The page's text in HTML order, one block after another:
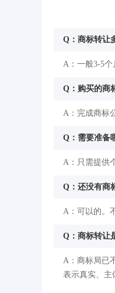
Q：商标转让
A：一般3-5个
Q：购买的商
A：完成商标
Q：需要准备
A：只需提供
Q：还没有商
A：可以的。
Q：商标转让
A：商标局已
表示真实、主